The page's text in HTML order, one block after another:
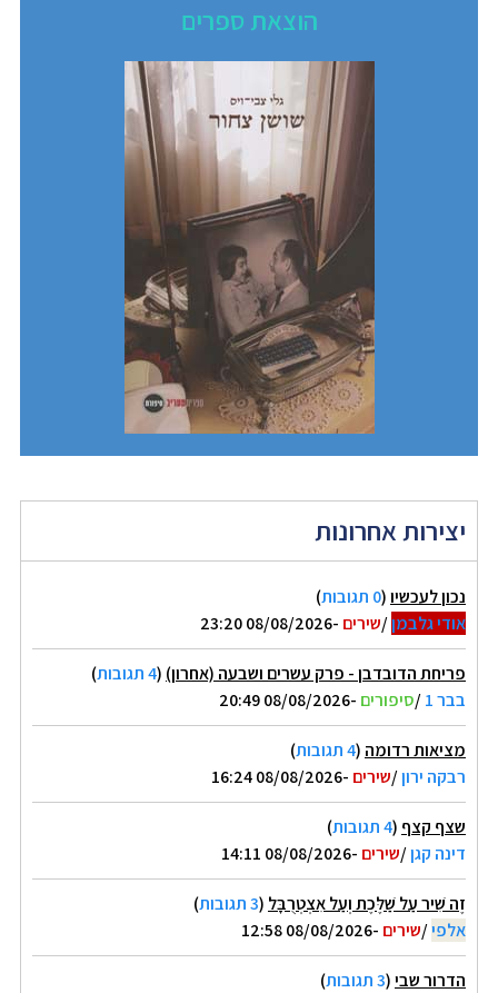
הוצאת ספרים
יצירות אחרונות
נכון לעכשיו(0 תגובות
)
אודי גלבמן/שירים -08/08/2026 23:20
פריחת הדובדבן - פרק עשרים ושבעה (אחרון) (4 תגובות
)
בבר 1
/סיפורים -08/08/2026 20:49
מציאות רדומה (4 תגובות
)
רבקה ירון/שירים -08/08/2026 16:24
שצף קצף (4 תגובות
)
דינה קגן/שירים -08/08/2026 14:11
זֶה שִׁיר עַל שַׁלֶּכֶת וְעַל אִצְטְרֻבָּל (3 תגובות
)
אלפי/שירים -08/08/2026 12:58
הדרור שבי(3 תגובות
)